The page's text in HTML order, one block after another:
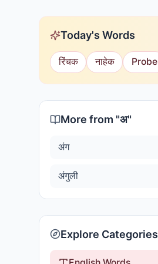
Today's Words
रिंचक नाहेक Probe
More from "अ"
अंग
अंगुली
Explore Categories